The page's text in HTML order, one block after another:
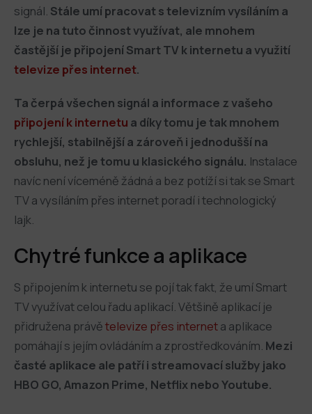
signál. Stále umí pracovat s televizním vysíláním a
lze je na tuto činnost využívat, ale mnohem
častější je připojení Smart TV k internetu a využití
televize přes internet.
Ta čerpá všechen signál a informace z vašeho
připojení k internetu a díky tomu je tak mnohem
rychlejší, stabilnější a zároveň i jednodušší na
obsluhu, než je tomu u klasického signálu. Instalace
navíc není víceméně žádná a bez potíží si tak se Smart
TV a vysíláním přes internet poradí i technologický
lajk.
Chytré funkce a aplikace
S připojením k internetu se pojí tak fakt, že umí Smart
TV využívat celou řadu aplikací. Většině aplikací je
přidružena právětelevize přes interneta aplikace
pomáhají s jejím ovládáním a zprostředkováním. Mezi
časté aplikace ale patří i streamovací služby jako
HBO GO, Amazon Prime, Netflix nebo Youtube.